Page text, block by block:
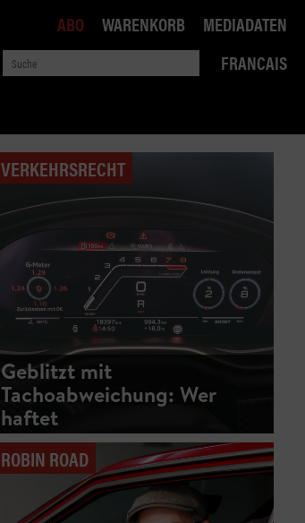
FRANCAIS
ABO WARENKORB MEDIADATEN
VERKEHRSRECHT
Geblitzt mit
Tachoabweichung: Wer
haftet
ROBIN ROAD